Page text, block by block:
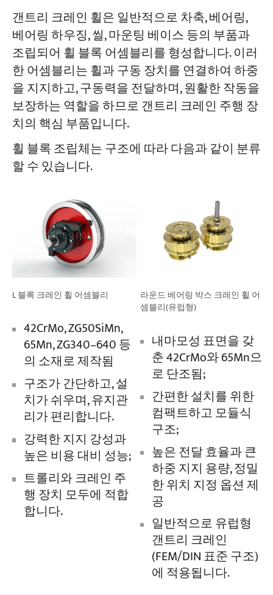
갠트리 크레인 휠은 일반적으로 차축, 베어링,
베어링 하우징, 씰, 마운팅 베이스 등의 부품과
조립되어 휠 블록 어셈블리를 형성합니다. 이러
한 어셈블리는 휠과 구동 장치를 연결하여 하중
을 지지하고, 구동력을 전달하며, 원활한 작동을
보장하는 역할을 하므로 갠트리 크레인 주행 장
치의 핵심 부품입니다.
휠 블록 조립체는 구조에 따라 다음과 같이 분류
할 수 있습니다.
L 블록 크레인 휠 어셈블리
42CrMo, ZG50SiMn,
65Mn, ZG340–640 등
의 소재로 제작됨
구조가 간단하고, 설
치가 쉬우며, 유지관
리가 편리합니다.
강력한 지지 강성과
높은 비용 대비 성능;
트롤리와 크레인 주
행 장치 모두에 적합
합니다.
라운드 베어링 박스 크레인 휠 어
셈블리(유럽형)
내마모성 표면을 갖
춘 42CrMo와 65Mn으
로 단조됨;
간편한 설치를 위한
컴팩트하고 모듈식
구조;
높은 전달 효율과 큰
하중 지지 용량, 정밀
한 위치 지정 옵션 제
공
일반적으로 유럽형
갠트리 크레인
(FEM/DIN 표준 구조)
에 적용됩니다.